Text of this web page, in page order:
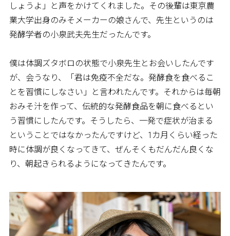
しょうよ」と声をかけてくれました。その後輩は東京農
業大学出身のみそメーカーの娘さんで、先生というのは
発酵学者の小泉武夫先生だったんです。
僕は体調ズタボロの状態で小泉先生とお会いしたんです
が、会うなり、「君は免疫不全だな。発酵食を食べるこ
とを習慣にしなさい」と言われたんです。それからは毎朝
おみそ汁を作って、伝統的な発酵食品を朝に食べるとい
う習慣にしたんです。そうしたら、一発で症状が治まる
ということではなかったんですけど、1カ月くらい経った
時に体調が良くなってきて、ぜんそくもだんだん良くな
り、朝起きられるようになってきたんです。